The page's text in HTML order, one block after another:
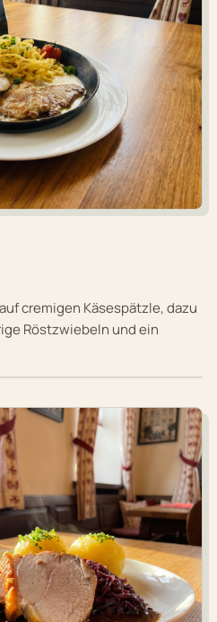
cremigen Käsespätzle, dazu
Röstzwiebeln und ein